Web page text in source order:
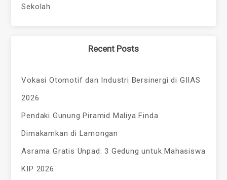
Sekolah
Recent Posts
Vokasi Otomotif dan Industri Bersinergi di GIIAS
2026
Pendaki Gunung Piramid Maliya Finda
Dimakamkan di Lamongan
Asrama Gratis Unpad: 3 Gedung untuk Mahasiswa
KIP 2026